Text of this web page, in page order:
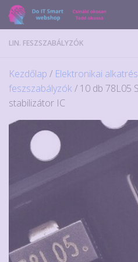
Skip to content
LIN. FESZSZABÁLYZÓK
Kezdőlap / Elektronikai
feszszabályzók / 10 db 78L05
stabilizátor IC